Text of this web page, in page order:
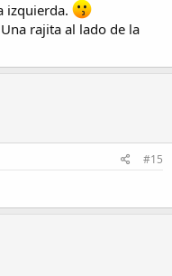
izquierda.
rajita al lado de la
#15